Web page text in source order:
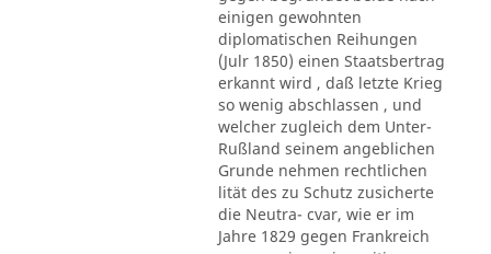
einigen gewohnten
diplomatischen Reihungen
(Julr 1850) einen Staatsbertrag
erkannt wird , daß letzte Krieg
so wenig abschlassen , und
welcher zugleich dem Unter-
Rußland seinem angeblichen
Grunde nehmen rechtlichen
lität des zu Schutz zusicherte
die Neutra- cvar, wie er im
Jahre 1829 gegen Frankreich